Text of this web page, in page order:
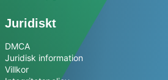
Juridiskt
DMCA
Juridisk information
Villkor